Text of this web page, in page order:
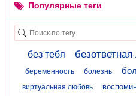
Популярные теги
без тебя
беременность
болезнь
виртуальная любовь